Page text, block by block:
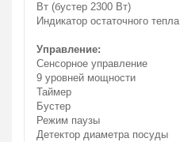
Вт (бустер 2300 Вт)
Индикатор остаточного тепла
Управление:
Сенсорное управление
9 уровней мощности
Таймер
Бустер
Режим паузы
Детектор диаметра посуды